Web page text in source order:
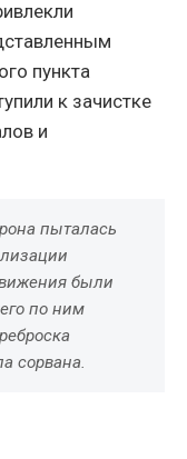
пункта
к зачистке
и
пыталась
были
по ним
сорвана.